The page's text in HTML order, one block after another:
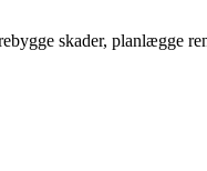
skader, planlægge